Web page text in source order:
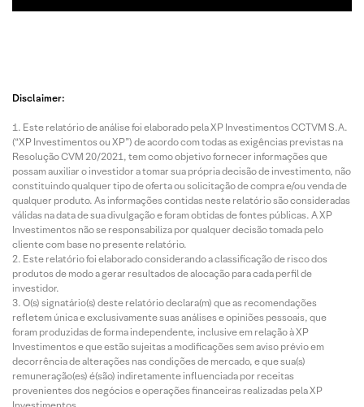
Disclaimer:
Este relatório de análise foi elaborado pela XP Investimentos CCTVM S.A.
(“XP Investimentos ou XP”) de acordo com todas as exigências previstas na
Resolução CVM 20/2021, tem como objetivo fornecer informações que
possam auxiliar o investidor a tomar sua própria decisão de investimento, não
constituindo qualquer tipo de oferta ou solicitação de compra e/ou venda de
qualquer produto. As informações contidas neste relatório são consideradas
válidas na data de sua divulgação e foram obtidas de fontes públicas. A XP
Investimentos não se responsabiliza por qualquer decisão tomada pelo
cliente com base no presente relatório.
Este relatório foi elaborado considerando a classificação de risco dos
produtos de modo a gerar resultados de alocação para cada perfil de
investidor.
O(s) signatário(s) deste relatório declara(m) que as recomendações
refletem única e exclusivamente suas análises e opiniões pessoais, que
foram produzidas de forma independente, inclusive em relação à XP
Investimentos e que estão sujeitas a modificações sem aviso prévio em
decorrência de alterações nas condições de mercado, e que sua(s)
remuneração(es) é(são) indiretamente influenciada por receitas
provenientes dos negócios e operações financeiras realizadas pela XP